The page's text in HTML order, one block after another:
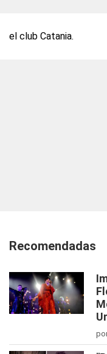
el club Catania.
Recomendadas